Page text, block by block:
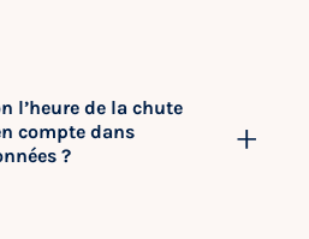
l’heure de la chute
compte dans
?